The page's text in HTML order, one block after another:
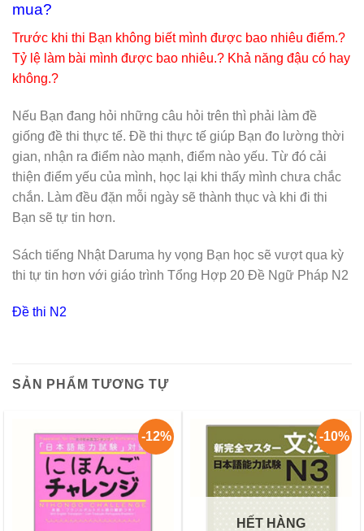
mua?
Trước khi thi Bạn không biết mình được bao nhiêu điểm.?
Tỷ lệ làm bài mình được bao nhiêu.? Khả năng đậu có hay
không.?
Nếu Bạn đang hỏi những câu hỏi trên thì phải làm đề
giống đề thi thực tế. Đề thi thực tế giúp Bạn đo lường thời
gian, nhận ra điểm nào mạnh, điểm nào yếu. Từ đó cải
thiện điểm yếu của mình, học lại khi thấy mình chưa chắc
chắn. Làm đều đặn mỗi ngày sẽ thành thục và khi đi thi
Bạn sẽ tự tin hơn.
Sách tiếng Nhật Daruma hy vọng Bạn học sẽ vượt qua kỳ
thi tự tin hơn với giáo trình Tổng Hợp 20 Đề Ngữ Pháp N2
Đề thi N2
SẢN PHẨM TƯƠNG TỰ
-12% -10%
HẾT HÀNG